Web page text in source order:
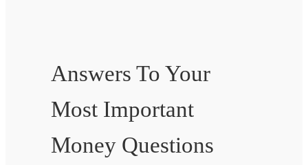
Answers To Your
Most Important
Money Questions